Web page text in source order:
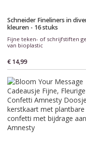
Schneider Fineliners in
kleuren - 16 stuks
Fijne teken- of schrijfstiften
van bioplastic
€ 14,99